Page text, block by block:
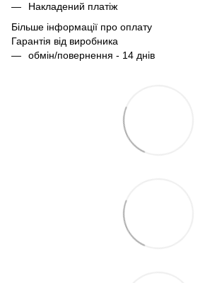
Накладений платіж
Більше інформації про оплату
Гарантія від виробника
обмін/повернення - 14 днів